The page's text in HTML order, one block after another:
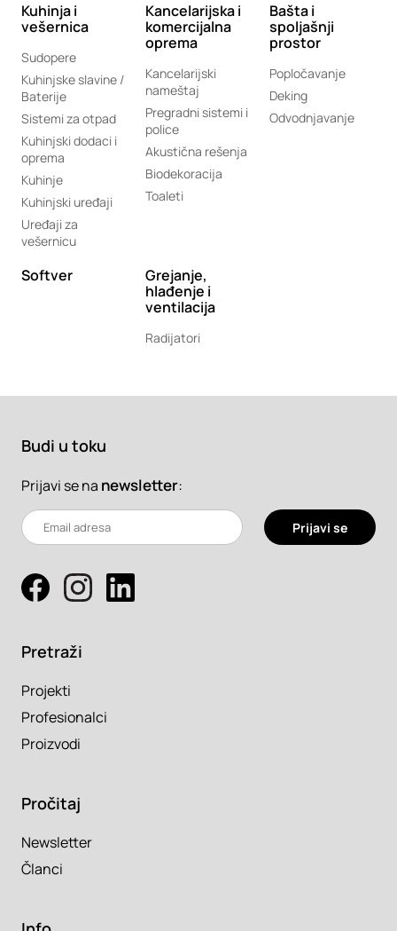
Kuhinja i
vešernica
Sudopere
Kuhinjske slavine /
Baterije
Sistemi za otpad
Kuhinjski dodaci i
oprema
Kuhinje
Kuhinjski uređaji
Uređaji za
vešernicu
Kancelarijska i
komercijalna
oprema
Kancelarijski
nameštaj
Pregradni sistemi i
police
Akustična rešenja
Biodekoracija
Toaleti
Bašta i
spoljašnji
prostor
Popločavanje
Deking
Odvodnjavanje
Softver
Grejanje,
hlađenje i
ventilacija
Radijatori
Budi u toku
Prijavi se na newsletter:
Prijavi se
Pretraži
Projekti
Profesionalci
Proizvodi
Pročitaj
Newsletter
Članci